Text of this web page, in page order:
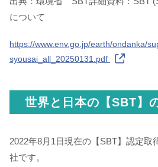
について
https://www.env.go.jp/earth/ondanka/
syousai_all_20250131.pdf
世界と日本の【SBT】
2022年8月1日現在の【SBT】認定取
社です。